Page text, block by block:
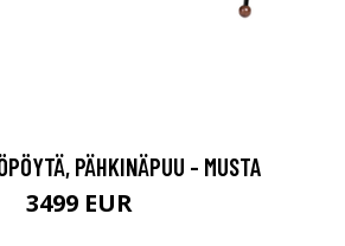
PÄHKINÄPUU - MUSTA
3499 EUR